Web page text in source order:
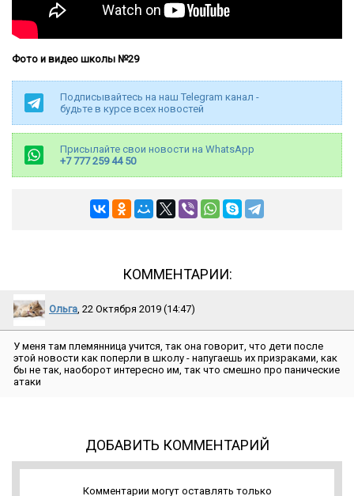
Фото и видео школы №29
Подписывайтесь на наш Telegram канал -
будьте в курсе всех новостей
Присылайте свои новости на WhatsApp
+7 777 259 44 50
КОММЕНТАРИИ:
Ольга, 22 Октября 2019 (14:47)
У меня там племянница учится, так она говорит, что дети после
этой новости как поперли в школу - напугаешь их призраками, как
бы не так, наоборот интересно им, так что смешно про панические
атаки
ДОБАВИТЬ КОММЕНТАРИЙ
Комментарии могут оставлять только